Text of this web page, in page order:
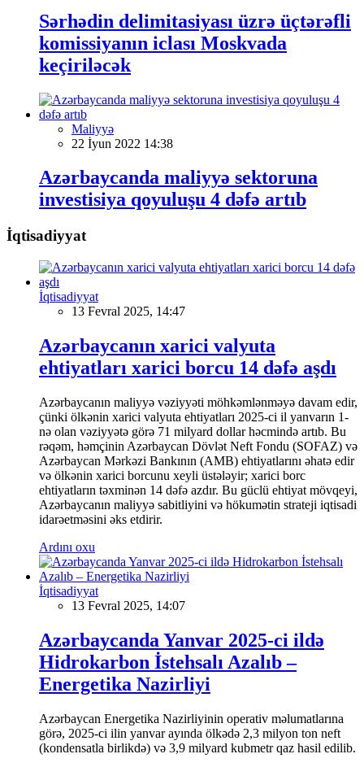
Sərhədin delimitasiyası üzrə üçtərəfli
komissiyanın iclası Moskvada
keçiriləcək
Maliyyə
22 İyun 2022 14:38
Azərbaycanda maliyyə sektoruna
investisiya qoyuluşu 4 dəfə artıb
İqtisadiyyat
İqtisadiyyat
13 Fevral 2025, 14:47
Azərbaycanın xarici valyuta
ehtiyatları xarici borcu 14 dəfə aşdı
Azərbaycanın maliyyə vəziyyəti möhkəmlənməyə davam edir,
çünki ölkənin xarici valyuta ehtiyatları 2025-ci il yanvarın 1-
nə olan vəziyyətə görə 71 milyard dollar həcmində artıb. Bu
rəqəm, həmçinin Azərbaycan Dövlət Neft Fondu (SOFAZ) və
Azərbaycan Mərkəzi Bankının (AMB) ehtiyatlarını əhatə edir
və ölkənin xarici borcunu xeyli üstələyir; xarici borc
ehtiyatların təxminən 14 dəfə azdır. Bu güclü ehtiyat mövqeyi,
Azərbaycanın maliyyə sabitliyini və hökumətin strateji iqtisadi
idarəetməsini əks etdirir.
Ardını oxu
İqtisadiyyat
13 Fevral 2025, 14:07
Azərbaycanda Yanvar 2025-ci ildə
Hidrokarbon İstehsalı Azalıb –
Energetika Nazirliyi
Azərbaycan Energetika Nazirliyinin operativ məlumatlarına
görə, 2025-ci ilin yanvar ayında ölkədə 2,3 milyon ton neft
(kondensatla birlikdə) və 3,9 milyard kubmetr qaz hasil edilib.